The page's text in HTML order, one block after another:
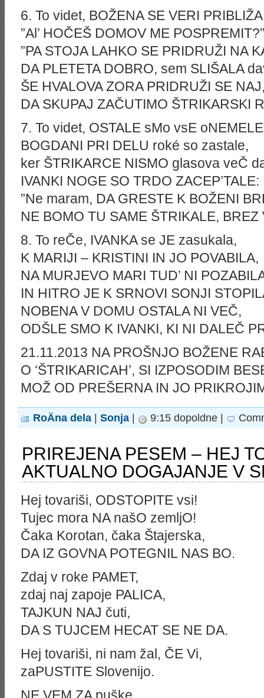
6. To videt, BOŽENA SE VERI
”Al’ HOČEŠ DOMOV ME
”PA STOJA LAHKO SE PRIDRUŽI NA
DA PLETETA DOBRO, sem SLIŠALA
ŠE HVALOVA ZORA PRIDRUŽI SE
DA SKUPAJ ZAČUTIMO ŠTRIKARSKI
7. To videt, OSTALE sMo vsE
BOGDANI PRI DELU roké so zastale,
ker ŠTRIKARCE NISMO glasova veČ
IVANKI NOGE SO TRDO ZACEP’TALE:
”Ne maram, DA GRESTE K BOŽENI
NE BOMO TU SAME ŠTRIKALE, BREZ
8. To reČe, IVANKA se JE zasukala,
K MARIJI – KRISTINI IN JO POVABILA,
NA MURJEVO MARI TUD’ NI
IN HITRO JE K SRNOVI SONJI
NOBENA V DOMU OSTALA NI VEČ,
ODŠLE SMO K IVANKI, KI NI DALEČ
21.11.2013 NA PROŠNJO BOŽENE
O ‘ŠTRIKARICAH’, SI IZPOSODIM
MOŽ OD PREŠERNA IN JO
RoÄna dela Sonja 9:15 dopoldne |
PRIREJENA PESEM – HEJ
AKTUALNO DOGAJANJE V
Hej tovariši, ODSTOPITE vsi!
Tujec mora NA našO zemljO!
Čaka Korotan, čaka Štajerska,
DA IZ GOVNA POTEGNIL NAS BO.
Zdaj v roke PAMET,
zdaj naj zapoje PALICA,
TAJKUN NAJ čuti,
DA S TUJCEM HECAT SE NE DA.
Hej tovariši, ni nam žal, ČE Vi,
zaPUSTITE Slovenijo.